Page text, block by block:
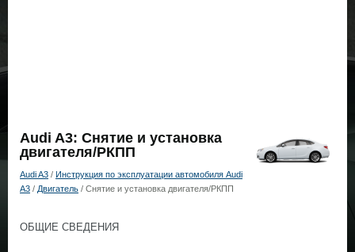
Audi A3: Снятие и установка
двигателя/РКПП
Audi A3 / Инструкция по эксплуатации автомобиля Audi
A3 / Двигатель / Снятие и установка двигателя/РКПП
ОБЩИЕ СВЕДЕНИЯ